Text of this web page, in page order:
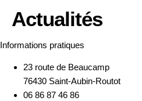
Actualités
Informations pratiques
23 route de Beaucamp
76430 Saint-Aubin-Routot
06 86 87 46 86